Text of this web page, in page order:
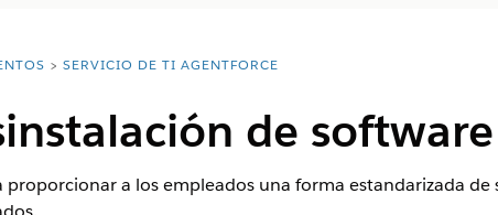
SERVICIO DE TI AGENTFORCE
de software
a los empleados una forma estandarizada de